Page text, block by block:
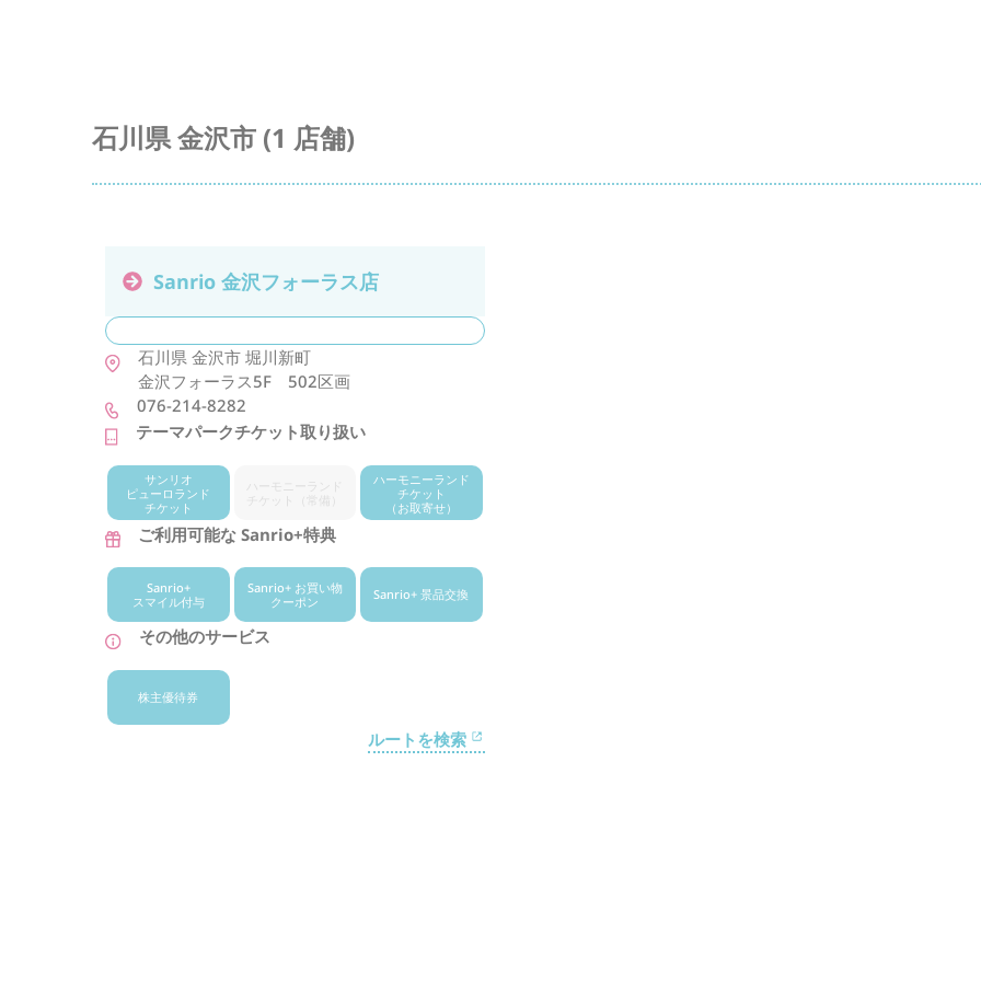
石川県 金沢市 (1 店舗)
Sanrio 金沢フォーラス店
石川県 金沢市 堀川新町
金沢フォーラス5F 502区画
076-214-8282
テーマパークチケット取り扱い
サンリオ
ピューロランド
チケット
ランド
（常備）
ハーモニーランド
チケット
（お取寄せ）
ご利用可能な Sanrio+特典
Sanrio+
スマイル付与
Sanrio+ お買い物
クーポン
Sanrio+ 景品交換
その他のサービス
株主優待券
ルートを検索